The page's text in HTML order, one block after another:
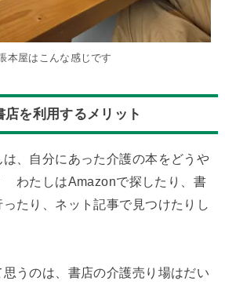
本屋はこんな感じです
を利用するメリット
、自分にあった介護の本をどうや
わたしはAmazonで探したり、書
たり、ネット記事で見つけたりし
うのは、書店の介護売り場はだい